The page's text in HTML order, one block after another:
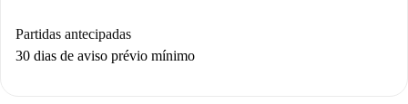
Partidas antecipadas
30 dias de aviso prévio mínimo